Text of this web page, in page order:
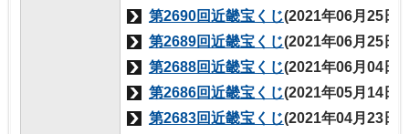
第2690回近畿宝くじ(2021年06月25日
第2689回近畿宝くじ(2021年06月25日
第2688回近畿宝くじ(2021年06月04日
第2686回近畿宝くじ(2021年05月14日
第2683回近畿宝くじ(2021年04月23日